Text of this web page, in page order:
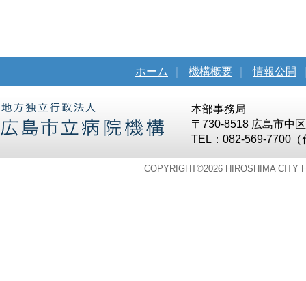
ホーム 機構概要 情報公開
本部事務局
〒730-8518 広島市中
TEL：082-569-7700
COPYRIGHT©2026 HIROSHIMA CITY